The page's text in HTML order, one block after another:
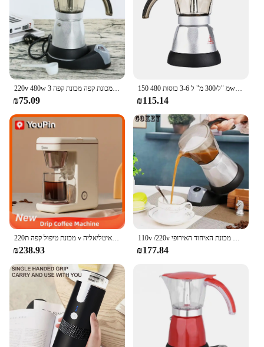
₪75.09
150 מ "ל/300 מ" ל 3-6 כוסות 480w חשמל מוקה חשמלי סיר קפה
₪115.14
מכונת טיפול קפה ת220 v עבור משרד אמריקני ארכסו חשמלי קפה תה איטליאליה.
₪238.93
110v /220v נייד חשמלי מכונת קפה אספרסו סיר מוקה נשלף מטבח כיריים קפה מכונת האיחוד האירופי Plug 300/150ml מכונת קפה
₪177.84